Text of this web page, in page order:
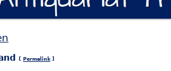
[ Permalink]